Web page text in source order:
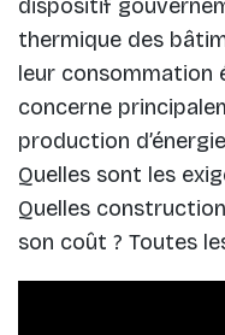
dispositif
thermique des
leur consommation
concerne
production
Quelles sont les
Quelles
son coût ? Toutes